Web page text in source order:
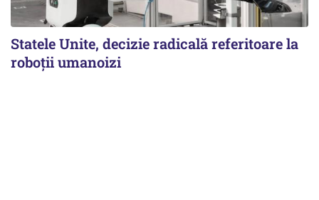
Statele Unite, decizie radicală referitoare la
roboții umanoizi